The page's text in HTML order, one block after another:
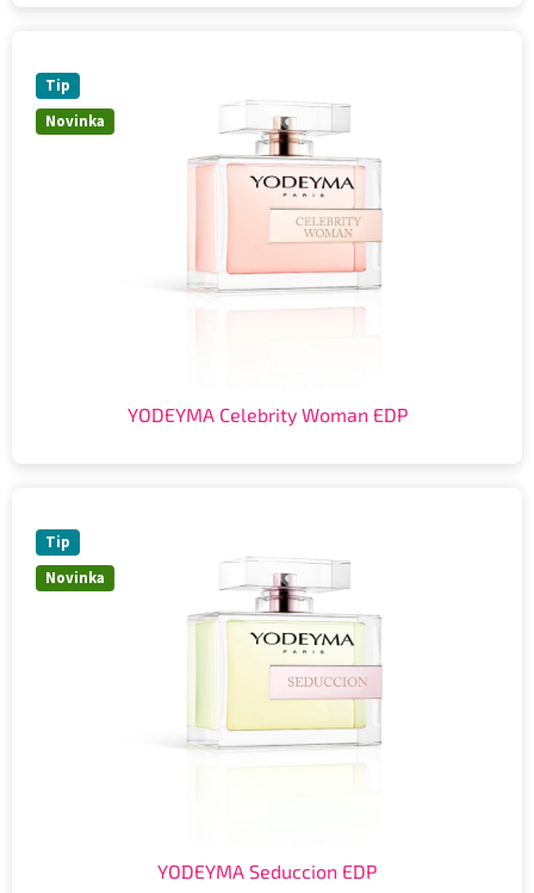
Novinka
Tip
YODEYMA Celebrity Woman EDP
Novinka
Tip
YODEYMA Seduccion EDP